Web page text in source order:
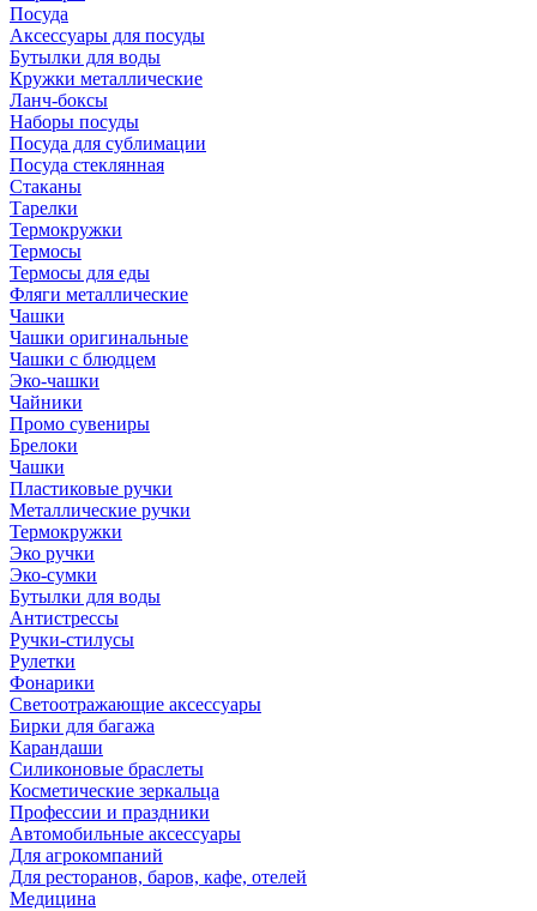
Посуда
Аксессуары для посуды
Бутылки для воды
Кружки металлические
Ланч-боксы
Наборы посуды
Посуда для сублимации
Посуда стеклянная
Стаканы
Тарелки
Термокружки
Термосы
Термосы для еды
Фляги металлические
Чашки
Чашки оригинальные
Чашки с блюдцем
Эко-чашки
Чайники
Промо сувениры
Брелоки
Чашки
Пластиковые ручки
Металлические ручки
Термокружки
Эко ручки
Эко-сумки
Бутылки для воды
Антистрессы
Ручки-стилусы
Рулетки
Фонарики
Светоотражающие аксессуары
Бирки для багажа
Карандаши
Силиконовые браслеты
Косметические зеркальца
Профессии и праздники
Автомобильные аксессуары
Для агрокомпаний
Для ресторанов, баров, кафе, отелей
Медицина